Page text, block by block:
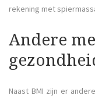
rekening met
Andere
Naast BMI zijn er